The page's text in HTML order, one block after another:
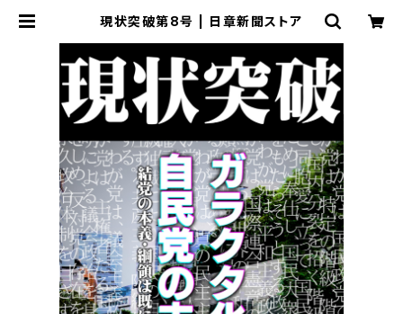
現状突破第8号 | 日章新聞ストア